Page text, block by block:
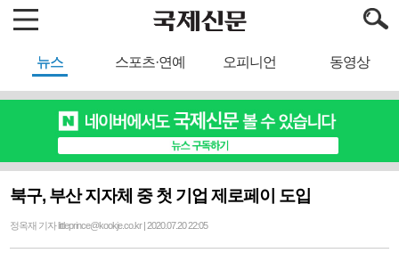
뉴스 스포츠·연예 오피니언 동영상
북구, 부산 지자체 중 첫 기업 제로페이 도입
정옥재 기자 littleprince@kookje.co.kr | 2020.07.20 22:05